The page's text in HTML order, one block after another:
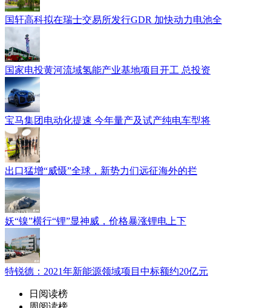
国轩高科拟在瑞士交易所发行GDR 加快动力电池全
国家电投黄河流域氢能产业基地项目开工 总投资
宝马集团电动化提速 今年量产及试产纯电车型将
出口猛增“威慑”全球，新势力们远征海外的拦
妖“镍”横行“锂”显神威，价格暴涨锂电上下
特锐德：2021年新能源领域项目中标额约20亿元
日阅读榜